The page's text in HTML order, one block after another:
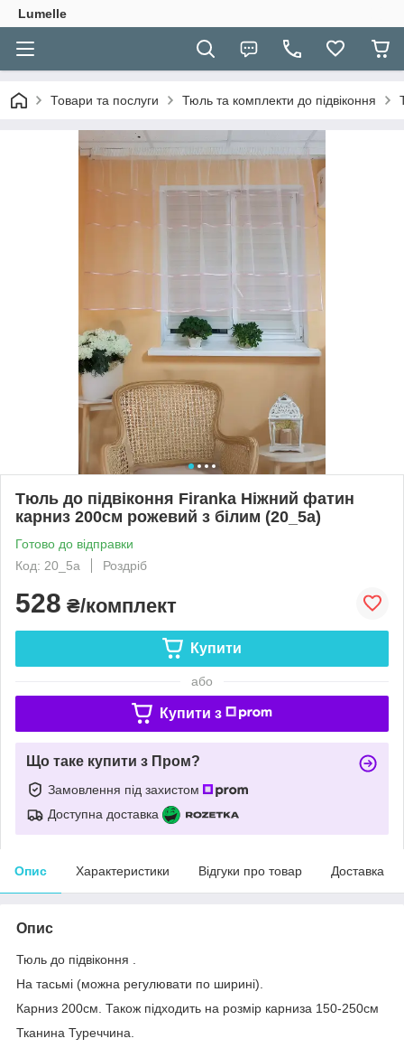
Lumelle
Товари та послуги Тюль та комплекти до підвіконня
Тюль до підвіконня Firanka Ніжний фатин
карниз 200см рожевий з білим (20_5а)
Готово до відправки
Код: 20_5а
Роздріб
528 ₴/комплект
Купити
або
Купити з
Що таке купити з Пром?
Замовлення під захистом
Доступна доставка
Опис Характеристики Відгуки про товар Доставка
Опис
Тюль до підвіконня .
На тасьмі (можна регулювати по ширині).
Карниз 200см. Також підходить на розмір карниза 150-250см
Тканина Туреччина.